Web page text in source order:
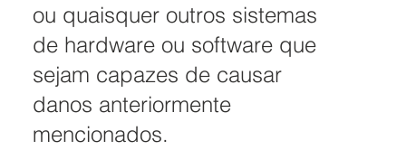
ou quaisquer outros sistemas
de hardware ou software que
sejam capazes de causar
danos anteriormente
mencionados.